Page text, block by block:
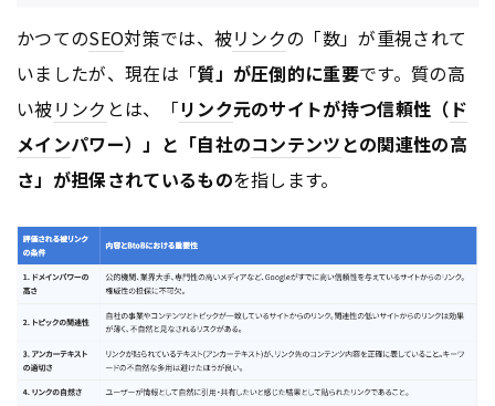
かつてのSEO対策では、被リンクの「数」が重視されて
いましたが、現在は「質」が圧倒的に重要です。質の高
い被リンク とは、「リンク元のサイトが持つ信頼性（ ド
メインパワー）」と「自社のコンテンツ との関連性の高
さ」が担保されているものを指します。